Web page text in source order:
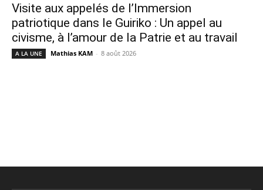
Visite aux appelés de l’Immersion
patriotique dans le Guiriko : Un appel au
civisme, à l’amour de la Patrie et au travail
A LA UNE Mathias KAM - 8 août 2026